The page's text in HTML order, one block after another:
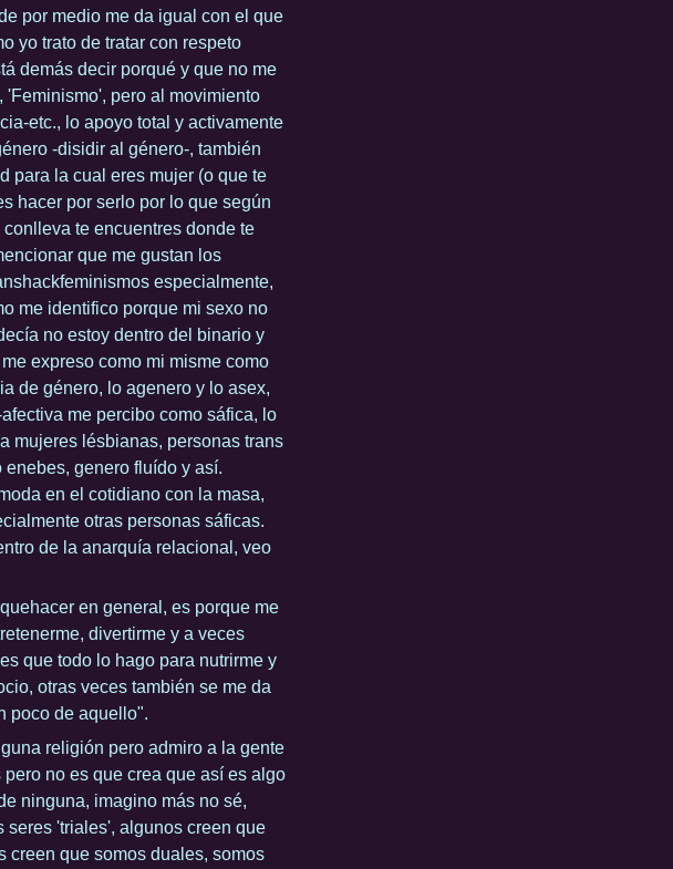
por medio me da igual con el que
yo trato de tratar con respeto
demás decir porqué y que no me
pero al movimiento
etc., lo apoyo total y activamente
-disidir al género-, también
para la cual eres mujer (o que te
hacer por serlo por lo que según
te encuentres donde te
que me gustan los
especialmente,
me identifico porque mi sexo no
no estoy dentro del binario y
expreso como mi misme como
de género, lo agenero y lo asex,
me percibo como sáfica, lo
mujeres lésbianas, personas trans
genero fluído y así.
en el cotidiano con la masa,
otras personas sáficas.
de la anarquía relacional, veo
en general, es porque me
divertirme y a veces
que todo lo hago para nutrirme y
otras veces también se me da
poco de aquello".
religión pero admiro a la gente
no es que crea que así es algo
ninguna, imagino más no sé,
'triales', algunos creen que
creen que somos duales, somos